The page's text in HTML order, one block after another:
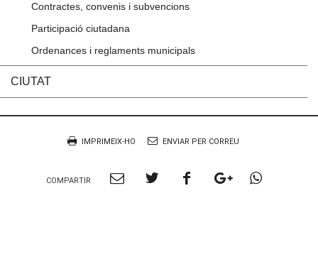
Contractes, convenis i subvencions
Participació ciutadana
Ordenances i reglaments municipals
CIUTAT
Document
IMPRIMEIX-HO ENVIAR PER CORREU
COMPARTIR
CompartirCompartirCompartirCompartir